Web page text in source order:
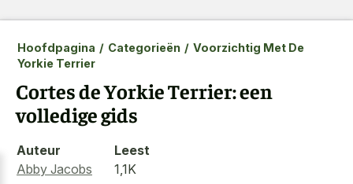
Hoofdpagina / Categorieën / Voorzichtig Met De
Yorkie Terrier
Cortes de Yorkie Terrier: een
volledige gids
Auteur
Abby Jacobs
Leest
1,1K